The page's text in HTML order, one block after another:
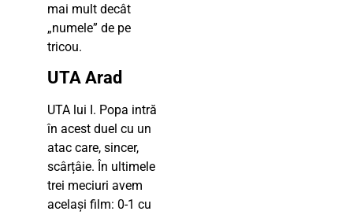
mai mult decât
„numele” de pe
tricou.
UTA Arad
UTA lui I. Popa intră
în acest duel cu un
atac care, sincer,
scârțâie. În ultimele
trei meciuri avem
același film: 0-1 cu